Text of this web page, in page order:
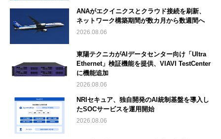
ANAがエクイニクスとクラウド接続を刷新、
ネットワーク構築期間が数カ月から数週間へ
2026.08.06
東陽テクニカがAIデータセンター向け「Ultra
Ethernet」検証機能を提供、VIAVI TestCenter
に機能追加
2026.08.06
NRIセキュア、独自開発のAI統制基盤を導入し
たSOCサービスを運用開始
2026.08.06